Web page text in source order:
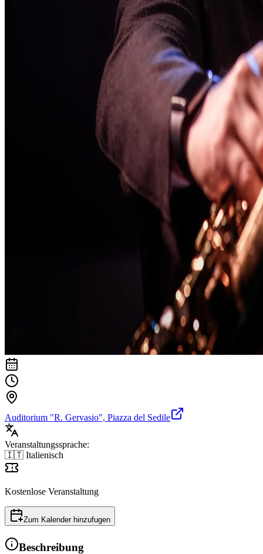
Auditorium "R. Gervasio", Piazza del Sedile
Veranstaltungssprache:
🇮🇹 Italienisch
Kostenlose Veranstaltung
Zum Kalender hinzufugen
Beschreibung